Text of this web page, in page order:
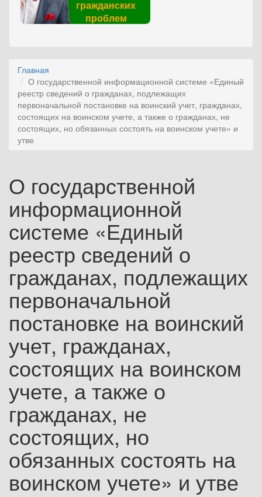
гражданских
проблем
Главная
О государственной информационной системе «Единый
реестр сведений о гражданах, подлежащих
первоначальной постановке на воинский учет, гражданах,
состоящих на воинском учете, а также о гражданах, не
состоящих, но обязанных состоять на воинском учете» и
утве
О государственной
информационной
системе «Единый
реестр сведений о
гражданах, подлежащих
первоначальной
постановке на воинский
учет, гражданах,
состоящих на воинском
учете, а также о
гражданах, не
состоящих, но
обязанных состоять на
воинском учете» и утве